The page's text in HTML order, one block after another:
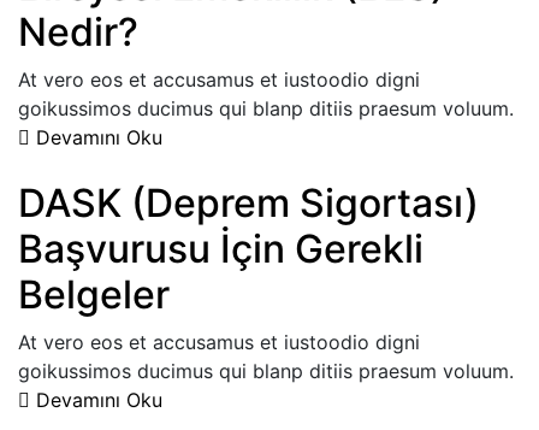
Nedir?
At vero eos et accusamus et iustoodio digni
goikussimos ducimus qui blanp ditiis praesum voluum.
Devamını Oku
DASK (Deprem Sigortası)
Başvurusu İçin Gerekli
Belgeler
At vero eos et accusamus et iustoodio digni
goikussimos ducimus qui blanp ditiis praesum voluum.
Devamını Oku